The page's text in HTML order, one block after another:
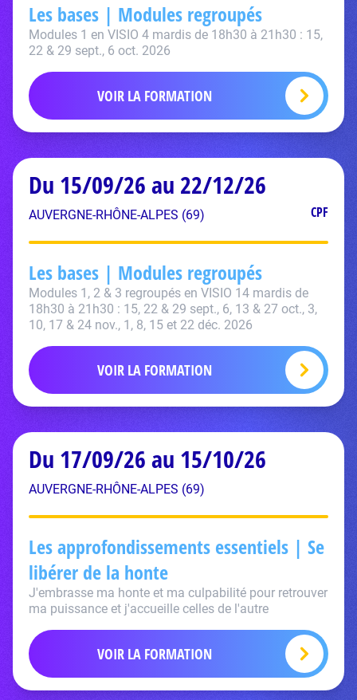
Les bases | Modules regroupés
Modules 1 en VISIO 4 mardis de 18h30 à 21h30 : 15,
22 & 29 sept., 6 oct. 2026
VOIR LA FORMATION
Du 15/09/26 au 22/12/26
AUVERGNE-RHÔNE-ALPES (69) CPF
Les bases | Modules regroupés
Modules 1, 2 & 3 regroupés en VISIO 14 mardis de
18h30 à 21h30 : 15, 22 & 29 sept., 6, 13 & 27 oct., 3,
10, 17 & 24 nov., 1, 8, 15 et 22 déc. 2026
VOIR LA FORMATION
Du 17/09/26 au 15/10/26
AUVERGNE-RHÔNE-ALPES (69)
Les approfondissements essentiels | Se
libérer de la honte
J'embrasse ma honte et ma culpabilité pour retrouver
ma puissance et j'accueille celles de l'autre
VOIR LA FORMATION